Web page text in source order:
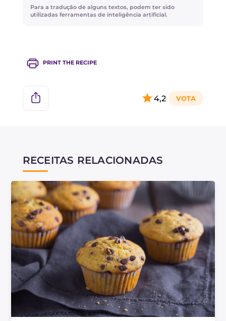
Para a tradução de alguns textos, podem ter sido
utilizadas ferramentas de inteligência artificial.
PRINT THE RECIPE
4,2
RECEITAS RELACIONADAS